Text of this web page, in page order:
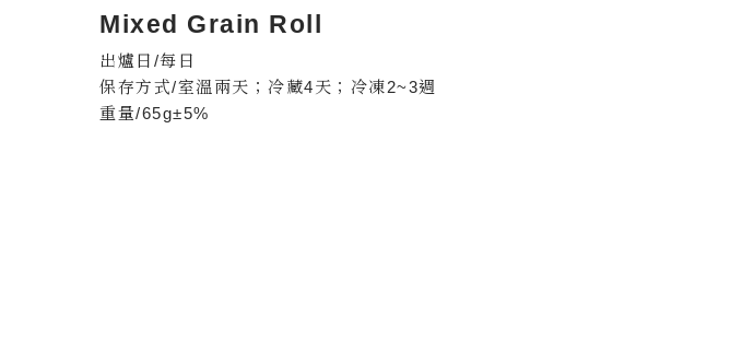
Mixed Grain Roll
出爐日/每日
保存方式/室溫兩天；冷藏4天；冷凍2~3週
重量/65g±5%